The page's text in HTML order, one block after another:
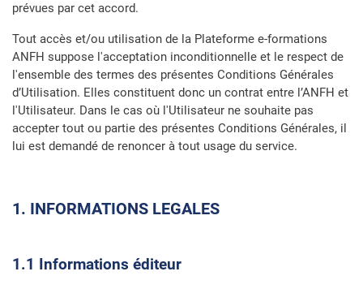
prévues par cet accord.
Tout accès et/ou utilisation de la Plateforme e-formations
ANFH suppose l'acceptation inconditionnelle et le respect de
l'ensemble des termes des présentes Conditions Générales
d’Utilisation. Elles constituent donc un contrat entre l’ANFH et
l'Utilisateur. Dans le cas où l'Utilisateur ne souhaite pas
accepter tout ou partie des présentes Conditions Générales, il
lui est demandé de renoncer à tout usage du service.
1. INFORMATIONS LEGALES
1.1 Informations éditeur